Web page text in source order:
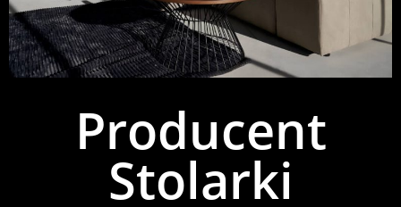
Producent
Stolarki